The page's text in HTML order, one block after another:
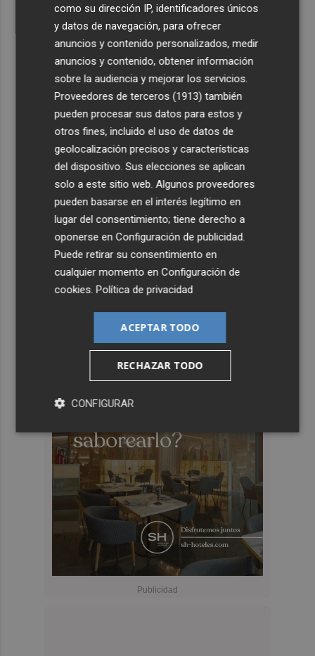
como su dirección IP, identificadores únicos
y datos de navegación, para ofrecer
anuncios y contenido personalizados, medir
anuncios y contenido, obtener información
sobre la audiencia y mejorar los servicios.
Proveedores de terceros (1913) también
pueden procesar sus datos para estos y
otros fines, incluido el uso de datos de
geolocalización precisos y características
del dispositivo. Sus elecciones se aplican
solo a este sitio web. Algunos proveedores
pueden basarse en el interés legítimo en
lugar del consentimiento; tiene derecho a
oponerse enConfiguración de publicidad
Puede retirar su consentimiento en
cualquier momento enConfiguración de
cookies .Política de privacidad
ACEPTAR TODO
RECHAZAR TODO
CONFIGURAR